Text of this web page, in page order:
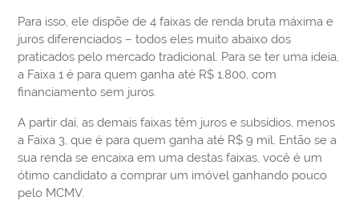
Para isso, ele dispõe de 4 faixas de renda bruta máxima e
juros diferenciados – todos eles muito abaixo dos
praticados pelo mercado tradicional. Para se ter uma ideia,
a Faixa 1 é para quem ganha até R$ 1.800, com
financiamento sem juros.
A partir daí, as demais faixas têm juros e subsídios, menos
a Faixa 3, que é para quem ganha até R$ 9 mil. Então se a
sua renda se encaixa em uma destas faixas, você é um
ótimo candidato a comprar um imóvel ganhando pouco
pelo MCMV.